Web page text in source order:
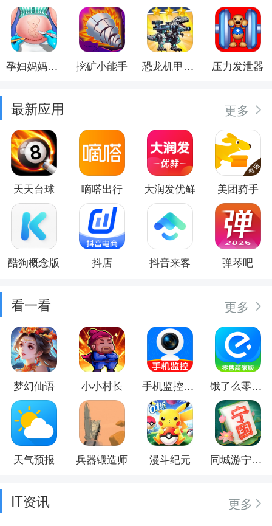
孕妇妈妈日记 挖矿小能手 恐龙机甲射手 压力发泄器
最新应用 更多
天天台球 嘀嗒出行 大润发优鲜 美团骑手
酷狗概念版 抖店 抖音来客 弹琴吧
看一看 更多
梦幻仙语 小小村长 手机监控器远程看家 饿了么零售商家版
天气预报 兵器锻造师 漫斗纪元 同城游宁国麻将
IT资讯
更多